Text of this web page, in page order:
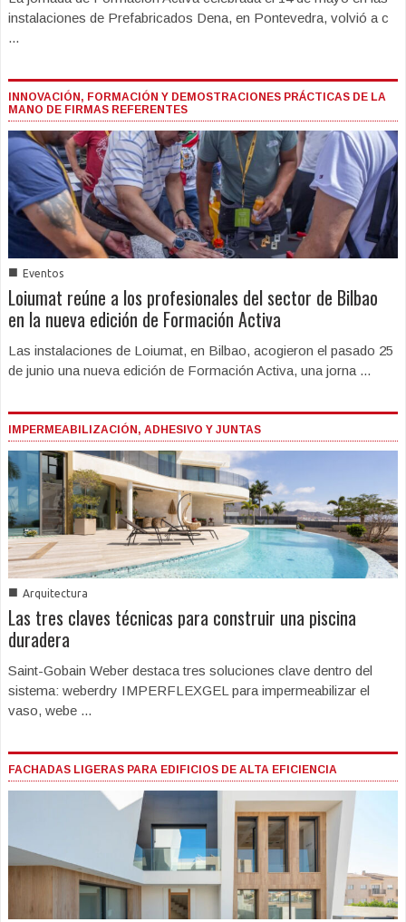
instalaciones de Prefabricados Dena, en Pontevedra, volvió a c
...
INNOVACIÓN, FORMACIÓN Y DEMOSTRACIONES PRÁCTICAS DE LA
MANO DE FIRMAS REFERENTES
■ Eventos
Loiumat reúne a los profesionales del sector de Bilbao
en la nueva edición de Formación Activa
Las instalaciones de Loiumat, en Bilbao, acogieron el pasado 25
de junio una nueva edición de Formación Activa, una jorna ...
IMPERMEABILIZACIÓN, ADHESIVO Y JUNTAS
■ Arquitectura
Las tres claves técnicas para construir una piscina
duradera
Saint-Gobain Weber destaca tres soluciones clave dentro del
sistema: weberdry IMPERFLEXGEL para impermeabilizar el
vaso, webe ...
FACHADAS LIGERAS PARA EDIFICIOS DE ALTA EFICIENCIA